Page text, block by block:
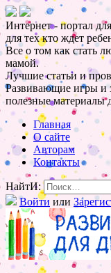
Интернет - портал
для тех кто ждет
Все о том как стать
мамой.
Лучшие статьи и
Развивающие игры и
полезные материалы
Главная
О сайте
Авторам
Контакты
НайтИ:
Войти или